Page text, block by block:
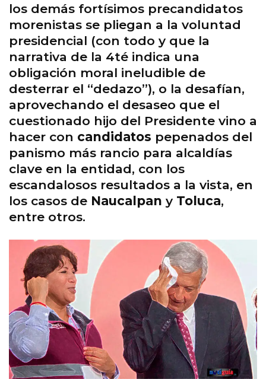
los demás fortísimos precandidatos
morenistas se pliegan a la voluntad
presidencial (con todo y que la
narrativa de la 4té indica una
obligación moral ineludible de
desterrar el “dedazo”), o la desafían,
aprovechando el desaseo que el
cuestionado hijo del Presidente vino a
hacer con candidatos pepenados del
panismo más rancio para alcaldías
clave en la entidad, con los
escandalosos resultados a la vista, en
los casos de Naucalpan y Toluca,
entre otros.